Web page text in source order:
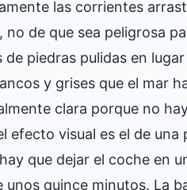
las corrientes
no de que sea peligrosa
de piedras pulidas en
y grises que el mar
clara porque no
efecto visual es el de
que dejar el coche en
unos quince minutos. La